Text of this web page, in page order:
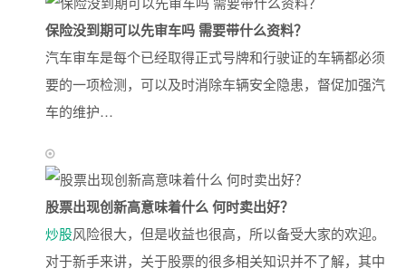
保险没到期可以先审车吗 需要带什么资料？
汽车审车是每个已经取得正式号牌和行驶证的车辆都必须
要的一项检测，可以及时消除车辆安全隐患，督促加强汽
车的维护…
股票出现创新高意味着什么 何时卖出好？
炒股风险很大，但是收益也很高，所以备受大家的欢迎。
对于新手来讲，关于股票的很多相关知识并不了解，其中